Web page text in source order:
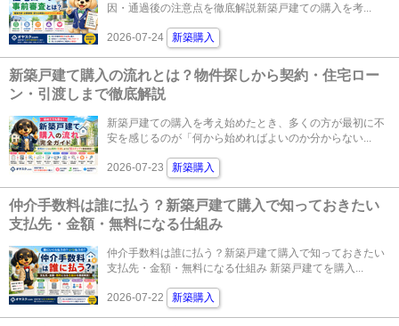
因・通過後の注意点を徹底解説新築戸建ての購入を考...
2026-07-24 新築購入
新築戸建て購入の流れとは？物件探しから契約・住宅ロー
ン・引渡しまで徹底解説
新築戸建ての購入を考え始めたとき、多くの方が最初に不
安を感じるのが「何から始めればよいのか分からない...
2026-07-23 新築購入
仲介手数料は誰に払う？新築戸建て購入で知っておきたい
支払先・金額・無料になる仕組み
仲介手数料は誰に払う？新築戸建て購入で知っておきたい
支払先・金額・無料になる仕組み 新築戸建てを購入...
2026-07-22 新築購入